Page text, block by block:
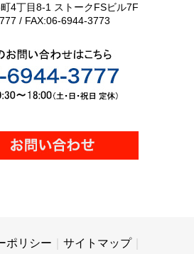
4丁目8-1 ストークFSビル7F
/ FAX:06-6944-3773
ポリシー サイトマップ